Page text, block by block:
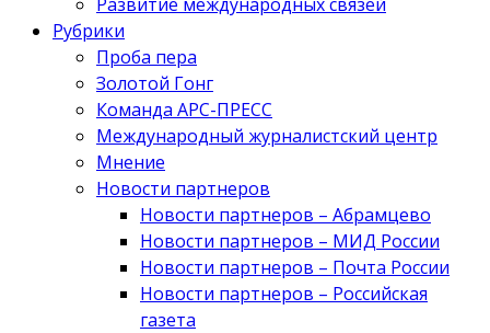
Рубрики
Проба пера
Золотой Гонг
Команда АРС-ПРЕСС
Международный журналистский центр
Мнение
Новости партнеров
Новости партнеров – Абрамцево
Новости партнеров – МИД России
Новости партнеров – Почта России
Новости партнеров – Российская
газета